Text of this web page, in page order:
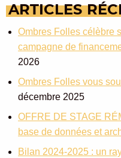
ARTICLES
Ombres Folles célèbre
campagne de
2026
Ombres Folles vous
décembre 2025
OFFRE DE STAGE
base de données et
Bilan 2024-2025 : un